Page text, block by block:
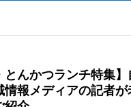
とんかつランチ特集
情報メディアの記者